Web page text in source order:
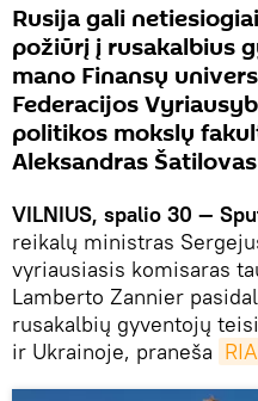
Rusija gali
požiūrį į rusakalbius
mano Finansų
Federacijos
politikos mokslų
Aleksandras Šatilovas
VILNIUS, spalio 30 —
reikalų ministras
vyriausiasis komisaras
Lamberto Zannier
rusakalbių gyventojų
ir Ukrainoje, praneša